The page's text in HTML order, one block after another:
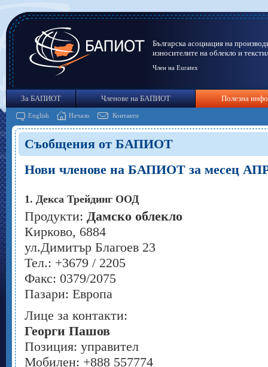
Българска асоциация на
износителите на облекло и
Член на Euratex
За БАПИОТ Членове на БАПИОТ Полезна
English Начало Контакти
Съобщения от БАПИОТ
Нови членове на БАПИОТ за месец
1. Декса Трейдинг ООД
Продукти: Дамско облекло
Кирково, 6884
ул.Димитър Благоев 23
Тел.: +3679 / 2205
Факс: 0379/2075
Пазари: Европа
Лице за контакти:
Георги Пашов
Позиция: управител
Мобилен: +888 557774